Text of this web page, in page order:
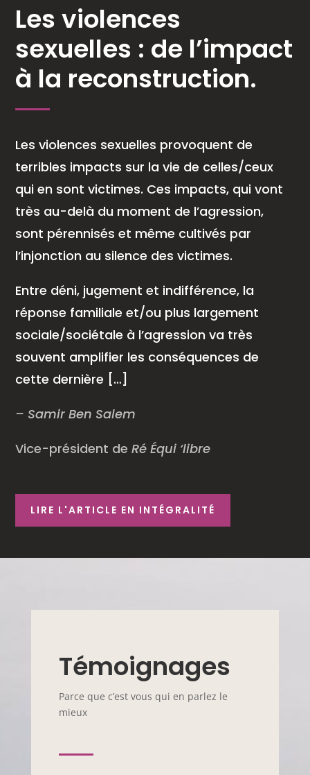
Les violences
sexuelles : de l’impact
à la reconstruction.
Les violences sexuelles provoquent de
terribles impacts sur la vie de celles/ceux
qui en sont victimes. Ces impacts, qui vont
très au-delà du moment de l’agression,
sont pérennisés et même cultivés par
l’injonction au silence des victimes.
Entre déni, jugement et indifférence, la
réponse familiale et/ou plus largement
sociale/sociétale à l’agression va très
souvent amplifier les conséquences de
cette dernière […]
– Samir Ben Salem
Vice-président deRéÉqui ‘libre
LIRE L'ARTICLE EN INTÉGRALITÉ
Témoignages
Parce que c’est vous qui en parlez le
mieux